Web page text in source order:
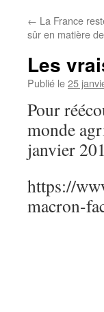
← La France
sûr en matière
Les
Publié le25
Pour
monde
janvier
https://
macron-